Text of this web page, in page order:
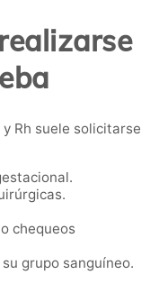
Rh suele solicitarse
chequeos
grupo sanguíneo.